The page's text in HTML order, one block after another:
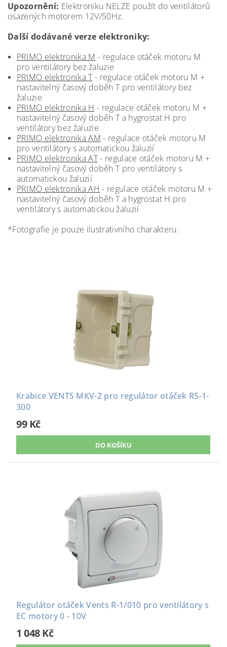
Upozornění: Elektroniku NELZE použít do ventilátorů
osazených motorem 12V/50Hz.
Další dodávané verze elektroniky:
PRIMO elektronika M - regulace otáček motoru M
pro ventilátory bez žaluzie
PRIMO elektronika T- regulace otáček motoru M +
nastavitelný časový doběh T pro ventilátory bez
žaluzie
PRIMO elektronika H - regulace otáček motoru M +
nastavitelný časový doběh T a hygrostat H pro
ventilátory bez žaluzie
PRIMO elektronika AM - regulace otáček motoru M
pro ventilátory s automatickou žaluzií
PRIMO elektronika AT- regulace otáček motoru M +
nastavitelný časový doběh T pro ventilátory s
automatickou žaluzií
PRIMO elektronika AH - regulace otáček motoru M +
nastavitelný časový doběh T a hygrostat H pro
ventilátory s automatickou žaluzií
*Fotografie je pouze ilustrativního charakteru.
Krabice VENTS MKV-2 pro regulátor otáček RS-1-
300
99 Kč
Regulátor otáček Vents R-1/010 pro ventilátory s
EC motory 0 - 10V
1 048 Kč